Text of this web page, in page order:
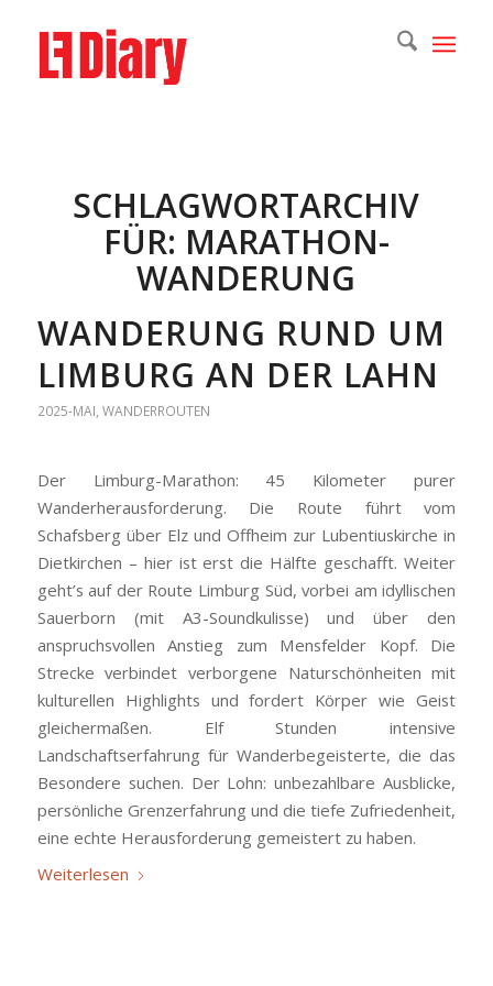
SCHLAGWORTARCHIV
FÜR: MARATHON-
WANDERUNG
WANDERUNG RUND UM
LIMBURG AN DER LAHN
2025-MAI, WANDERROUTEN
Der Limburg-Marathon: 45 Kilometer purer
Wanderherausforderung. Die Route führt vom
Schafsberg über Elz und Offheim zur Lubentiuskirche in
Dietkirchen – hier ist erst die Hälfte geschafft. Weiter
geht’s auf der Route Limburg Süd, vorbei am idyllischen
Sauerborn (mit A3-Soundkulisse) und über den
anspruchsvollen Anstieg zum Mensfelder Kopf. Die
Strecke verbindet verborgene Naturschönheiten mit
kulturellen Highlights und fordert Körper wie Geist
gleichermaßen. Elf Stunden intensive
Landschaftserfahrung für Wanderbegeisterte, die das
Besondere suchen. Der Lohn: unbezahlbare Ausblicke,
persönliche Grenzerfahrung und die tiefe Zufriedenheit,
eine echte Herausforderung gemeistert zu haben.
Weiterlesen